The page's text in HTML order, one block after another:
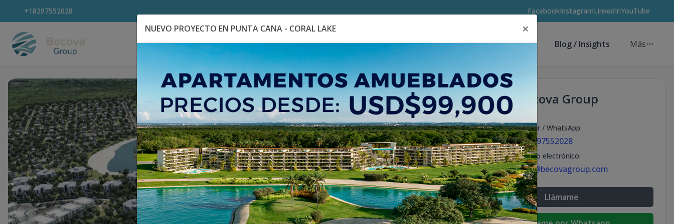
+18297552028 FacebookInstagramLinkedInYouTube
Explora Propiedades Catálogo de Proyectos Guía de inversión Asesores de Inversión Blog / Insights Más
Becova Group
Celular / WhatsApp:
+18297552028
Correo electrónico:
info@becovagroup.com
Llámame
NUEVO PROYECTO EN PUNTA CANA - CORAL LAKE ×